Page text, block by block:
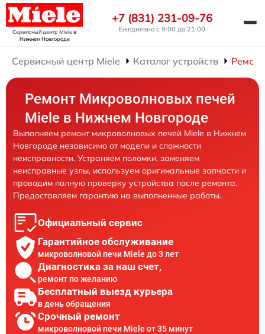
Сервисный центр Mieleв
Нижнем Новгороде
+7 (831) 231-09-76
Ежедневно с 9:00 до 21:00
Сервисный центр Miele Каталог устройств
Ремонт Микроволновых печей
Miele в Нижнем Новгороде
Выполняем ремонт микроволновых печей Miele в Нижнем
Новгороде независимо от модели и сложности
неисправности. Устраняем поломки, заменяем
неисправные узлы, используем оригинальные запчасти и
проводим полную проверку устройства после ремонта.
Предоставляем гарантию на выполненные работы.
Официальный сервис
Гарантийное обслуживание
микроволновой печи Miele до 3 лет
Диагностика за наш счет,
ремонт по желанию
Бесплатный выезд курьера
в день обращения
Срочный ремонт
микроволновой печи Miele от 35 минут